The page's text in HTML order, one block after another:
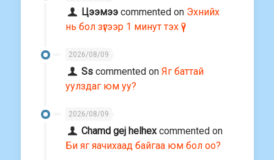
Цээмээ commented on Эхнийх
нь бол зүгээр 1 минут тэх үү?
2026/08/09
Ss commented onЯг баттай
уулздаг юм уу?
2026/08/09
Chamd gej helhexcommented on
Би яг яачихаад байгаа юм бол оо?